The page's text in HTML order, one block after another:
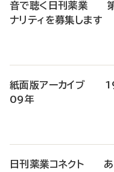
音で聴く日刊薬業 第
ナリティを募集します
紙面版アーカイブ
09年
日刊薬業コネクト あ